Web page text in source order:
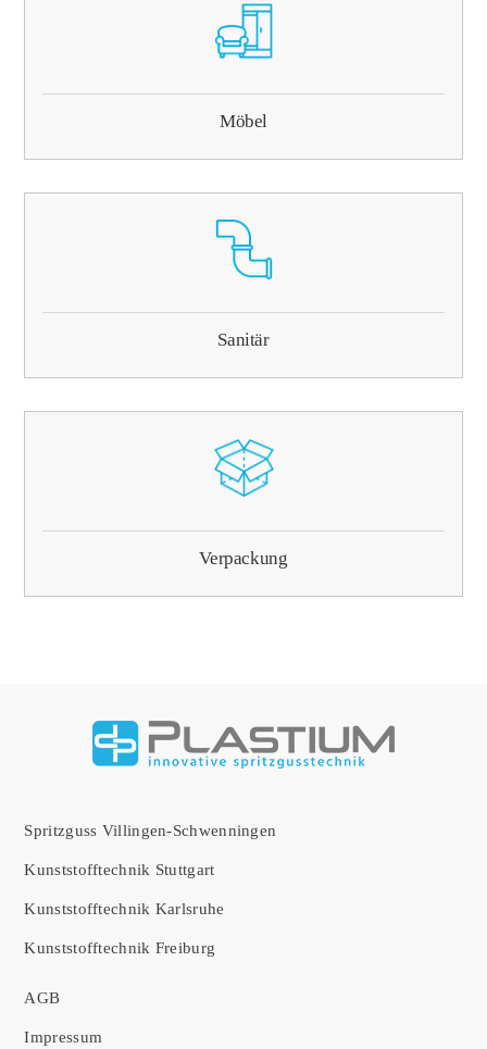
Möbel
Sanitär
Verpackung
Spritzguss Villingen-Schwenningen
Kunststofftechnik Stuttgart
Kunststofftechnik Karlsruhe
Kunststofftechnik Freiburg
AGB
Impressum